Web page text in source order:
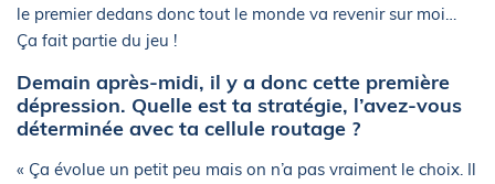
le premier dedans donc tout le monde va revenir sur moi…
Ça fait partie du jeu !
Demain après-midi, il y a donc cette première
dépression. Quelle est ta stratégie, l’avez-vous
déterminée avec ta cellule routage ?
« Ça évolue un petit peu mais on n’a pas vraiment le choix. Il